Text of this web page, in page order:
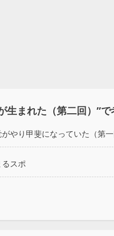
まれた（第二回） ”
やり甲斐になっていた（第
スポ